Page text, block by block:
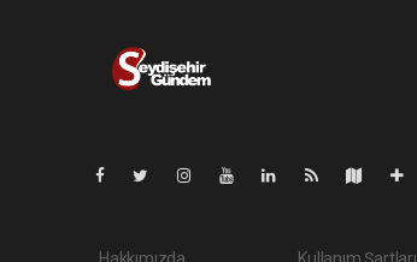
Hakkımızda Kullanım Şartları